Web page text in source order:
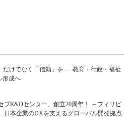
だけでなく「信頼」を ― 教育・行政・福祉
形成へ
ブR&Dセンター、創立20周年！ ～フィリピ
日本企業のDXを支えるグローバル開発拠点